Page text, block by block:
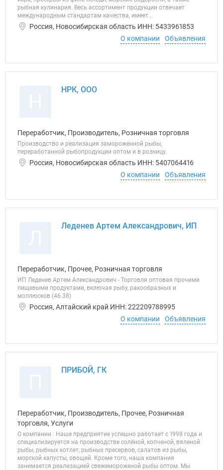
рыбная кулинария. Весь ассортимент продукции отвечает
международным стандартам качества, имеет...
Россия, Новосибирская область ИНН: 5433961853
О компании
Объявления
НРК, ООО
Переработчик, Производитель, Розничная торговля
Производство и реализация замороженной рыбы,
переработанной рыбопродукции оптом и в розницу.
Россия, Новосибирская область ИНН: 5407064416
О компании
Объявления
Леденев Артем Александрович, ИП
Переработчик, Прочее, Розничная торговля
ИП Леденев Артем Александрович - Торговля оптовая прочими
пищевыми продуктами, включая рыбу, ракообразных и
моллюсков (46.38)
Россия, Алтайский край ИНН: 222209788995
О компании
Объявления
ПРИБОЙ, ГК
Переработчик, Производитель, Прочее, Розничная
торговля, Услуги
О компании : Наше предприятие успешно работает с 1998 года и
специализируется на производстве солёной, копченой, вяленой
рыбы, рыбных котлет, рыбных пресервов, салатов из рыбы,
морской капусты, овощей. Кроме того, наша компания
занимается реализацией свежемороженой рыбы оптом. Мы